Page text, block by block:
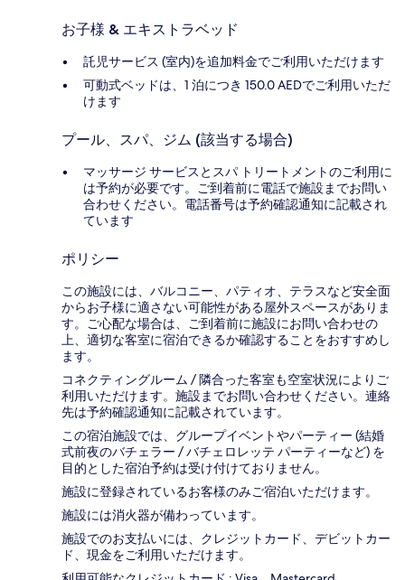
お子様 & エキストラベッド
託児サービス (室内)を追加料金でご利用いただけます
可動式ベッドは、1 泊につき 150.0 AEDでご利用いただ
けます
プール、スパ、ジム (該当する場合)
マッサージ サービスとスパ トリートメントのご利用に
は予約が必要です。ご到着前に電話で施設までお問い
合わせください。電話番号は予約確認通知に記載され
ています
ポリシー
この施設には、バルコニー、パティオ、テラスなど安全面
からお子様に適さない可能性がある屋外スペースがありま
す。ご心配な場合は、ご到着前に施設にお問い合わせの
上、適切な客室に宿泊できるか確認することをおすすめし
ます。
コネクティングルーム / 隣合った客室も空室状況によりご
利用いただけます。施設までお問い合わせください。連絡
先は予約確認通知に記載されています。
この宿泊施設では、グループイベントやパーティー (結婚
式前夜のバチェラー / バチェロレッテ パーティーなど) を
目的とした宿泊予約は受け付けておりません。
施設に登録されているお客様のみご宿泊いただけます。
施設には消火器が備わっています。
施設でのお支払いには、クレジットカード、デビットカー
ド、現金をご利用いただけます。